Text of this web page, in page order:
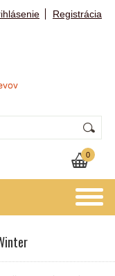
Registrácia
0